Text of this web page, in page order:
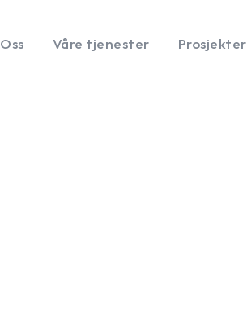
Våre tjenester Prosjekter